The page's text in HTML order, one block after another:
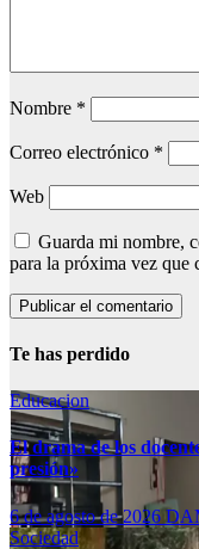
Nombre *
Correo electrónico *
Web
Guarda mi nombre,
para la próxima vez que
Te has perdido
Educacion
El drama de los
presión»
6 de agosto de 2026
Sociedad